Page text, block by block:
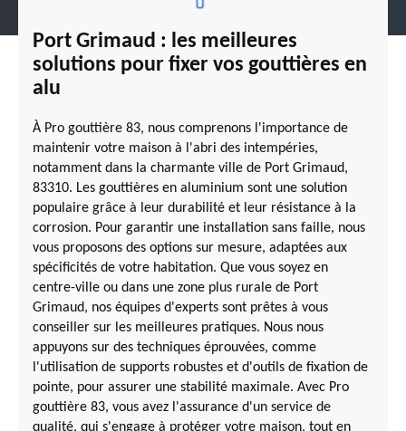
Port Grimaud : les meilleures
solutions pour fixer vos gouttières en
alu
À Pro gouttière 83, nous comprenons l'importance de
maintenir votre maison à l'abri des intempéries,
notamment dans la charmante ville de Port Grimaud,
83310. Les gouttières en aluminium sont une solution
populaire grâce à leur durabilité et leur résistance à la
corrosion. Pour garantir une installation sans faille, nous
vous proposons des options sur mesure, adaptées aux
spécificités de votre habitation. Que vous soyez en
centre-ville ou dans une zone plus rurale de Port
Grimaud, nos équipes d'experts sont prêtes à vous
conseiller sur les meilleures pratiques. Nous nous
appuyons sur des techniques éprouvées, comme
l'utilisation de supports robustes et d'outils de fixation de
pointe, pour assurer une stabilité maximale. Avec Pro
gouttière 83, vous avez l'assurance d'un service de
qualité, qui s'engage à protéger votre maison, tout en